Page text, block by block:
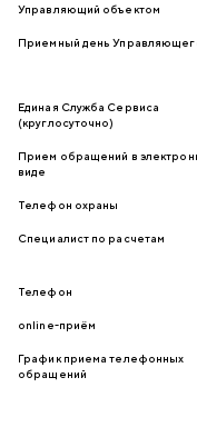
Управляющий объектом
Приемный день
Единая Служба Сервиса
(круглосуточно)
Прием обращений в
виде
Телефон охраны
Специалист по расчетам
Телефон
online-приём
График приема телефонных
обращений